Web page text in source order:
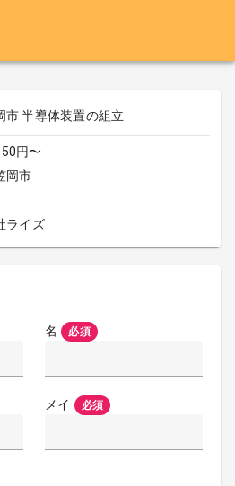
市 半導体装置の組立
円〜
岡市
ライズ
名 必須
メイ 必須